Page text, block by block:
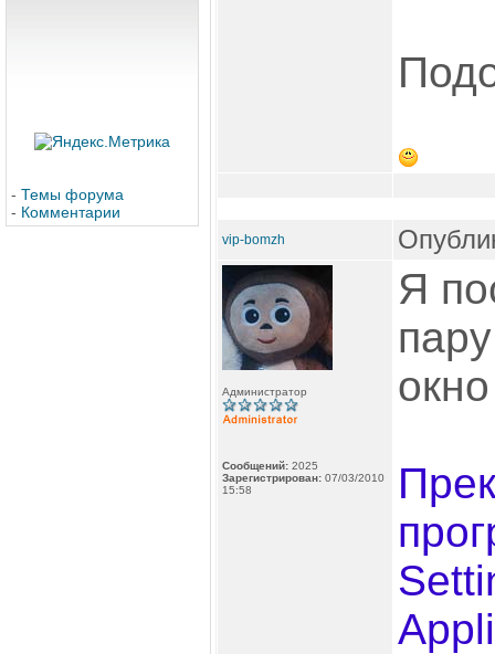
- Темы форума
- Комментарии
vip-bomzh
Администратор
Сообщений: 2025
Зарегистрирован: 07/03/2010
15:58
Я
окно